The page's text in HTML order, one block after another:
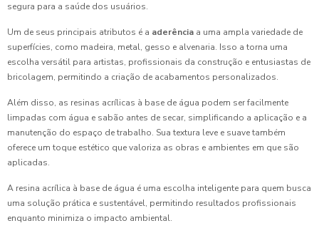
segura para a saúde dos usuários.
Um de seus principais atributos é a aderência a uma ampla variedade de
superfícies, como madeira, metal, gesso e alvenaria. Isso a torna uma
escolha versátil para artistas, profissionais da construção e entusiastas de
bricolagem, permitindo a criação de acabamentos personalizados.
Além disso, as resinas acrílicas à base de água podem ser facilmente
limpadas com água e sabão antes de secar, simplificando a aplicação e a
manutenção do espaço de trabalho. Sua textura leve e suave também
oferece um toque estético que valoriza as obras e ambientes em que são
aplicadas.
A resina acrílica à base de água é uma escolha inteligente para quem busca
uma solução prática e sustentável, permitindo resultados profissionais
enquanto minimiza o impacto ambiental.